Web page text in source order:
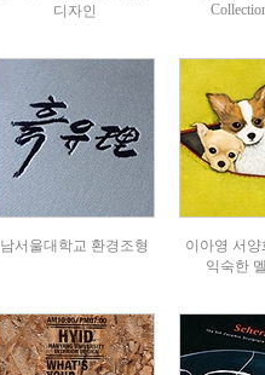
디자인
남서울대학교 환경조형
이아영 서
익숙한